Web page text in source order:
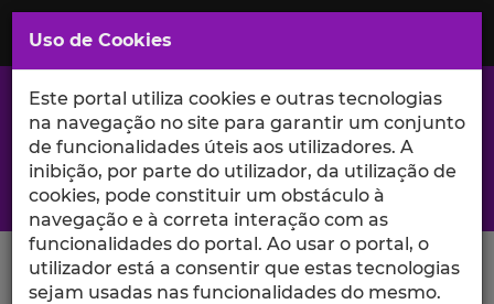
Saltar
para
Conteúdo
Principal
A excelência da investigação e ciência no Iscte
Search Button
Uso de Cookies
Este portal utiliza cookies e outras tecnologias
na navegação no site para garantir um conjunto
de funcionalidades úteis aos utilizadores. A
inibição, por parte do utilizador, da utilização de
cookies, pode constituir um obstáculo à
navegação e à correta interação com as
funcionalidades do portal. Ao usar o portal, o
utilizador está a consentir que estas tecnologias
sejam usadas nas funcionalidades do mesmo.